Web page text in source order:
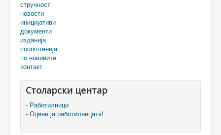
стручност
новости
иницијативи
документи
изданија
соопштенија
по новините
контакт
Столарски центар
- Работилници
- Оцени ја работилницата!